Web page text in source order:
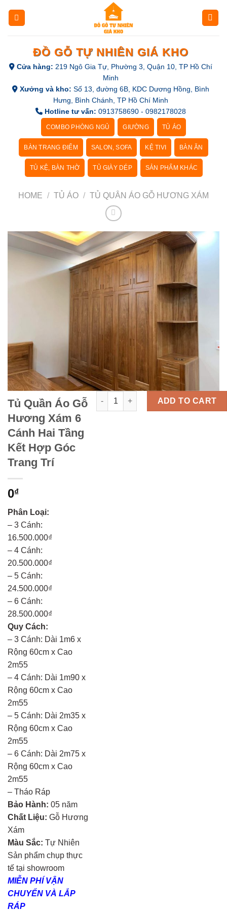
ĐỒ GỖ TỰ NHIÊN GIÁ KHO
Cửa hàng: 219 Ngô Gia Tự, Phường 3, Quận 10, TP Hồ Chí
Minh
Xưởng và kho: Số 13, đường 6B, KDC Dương Hồng, Bình
Hưng, Bình Chánh, TP Hồ Chí Minh
Hotline tư vấn: 0913758690 - 0982178028
COMBO PHÒNG NGỦ GIƯỜNG TỦ ÁO
BÀN TRANG ĐIỂM SALON, SOFA KỆ TIVI BÀN ĂN
TỦ KỆ, BÀN THỜ TỦ GIÀY DÉP SẢN PHẨM KHÁC
HOME / TỦ ÁO / TỦ QUÂN ÁO GỖ HƯƠNG XÁM
Tủ Quần Áo Gỗ
Hương Xám 6
Cánh Hai Tầng
Kết Hợp Góc
Trang Trí
0₫
Phân Loại:
– 3 Cánh:
16.500.000₫
– 4 Cánh:
20.500.000₫
– 5 Cánh:
24.500.000₫
– 6 Cánh:
28.500.000₫
Quy Cách:
– 3 Cánh: Dài 1m6 x
Rộng 60cm x Cao
2m55
– 4 Cánh: Dài 1m90 x
Rộng 60cm x Cao
2m55
– 5 Cánh: Dài 2m35 x
Rộng 60cm x Cao
2m55
– 6 Cánh: Dài 2m75 x
Rộng 60cm x Cao
2m55
– Tháo Ráp
Bảo Hành: 05 năm
Chất Liệu: Gỗ Hương
Xám
Màu Sắc: Tự Nhiên
Sản phẩm chụp thực
tế tại showroom
MIỄN PHÍ VẬN
CHUYỂN VÀ LẮP
RÁP
Tủ Quần Áo Gỗ Hương Xám 6 Cánh
ADD TO CART